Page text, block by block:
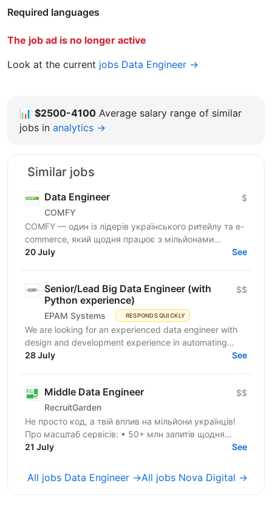
Required languages
The job ad is no longer active
Look at the current jobs Data Engineer →
📊 $2500-4100 Average salary range of similar
jobs in analytics →
Similar jobs
Data Engineer
COMFY
$
COMFY — один із лідерів українського ритейлу та e-
commerce, який щодня працює з мільйонами
транзакцій та великими обсягами даних. Ми
20 July See
Senior/Lead Big Data Engineer (with
Python experience)
EPAM Systems RESPONDS QUICKLY
$$
We are looking for an experienced data engineer with
design and development experience in automating
scalable and high-performance data processing
28 July See
Middle Data Engineer
RecruitGarden
$$
Не просто код, а твій вплив на мільйони українців!
Про масштаб сервісів: • 50+ млн запитів щодня
проходять через наші системи • 10+ млн активних...
21 July See
All jobs Data Engineer →All jobs Nova Digital →